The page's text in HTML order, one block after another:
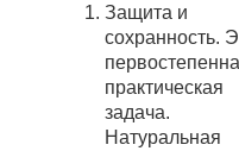
Защита и
сохранность.
практическая
задача.
Натуральная